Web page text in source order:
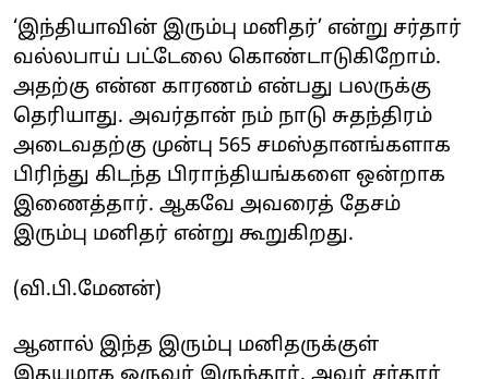
‘இந்தியாவின் இரும்பு மனிதர்’ என்று சர்தார்
வல்லபாய் பட்டேலை கொண்டாடுகிறோம்.
அதற்கு என்ன காரணம் என்பது பலருக்கு
தெரியாது. அவர்தான் நம் நாடு சுதந்திரம்
அடைவதற்கு முன்பு 565 சமஸ்தானங்களாக
பிரிந்து கிடந்த பிராந்தியங்களை ஒன்றாக
இணைத்தார். ஆகவே அவரைத் தேசம்
இரும்பு மனிதர் என்று கூறுகிறது.
(வி.பி.மேனன்)
ஆனால் இந்த இரும்பு மனிதருக்குள்